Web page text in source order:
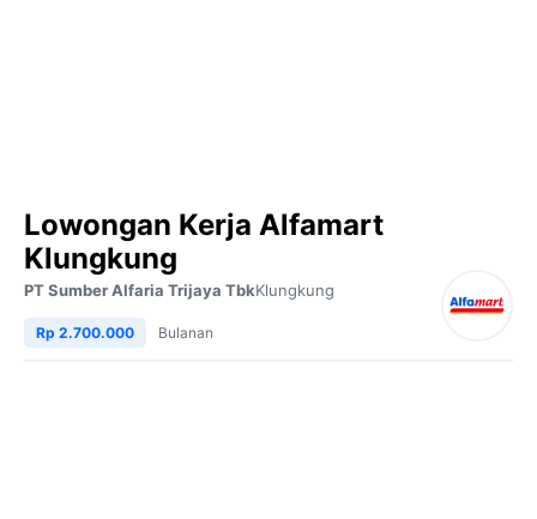
Lowongan Kerja Alfamart
Klungkung
PT Sumber Alfaria Trijaya TbkKlungkung
Rp 2.700.000 Bulanan